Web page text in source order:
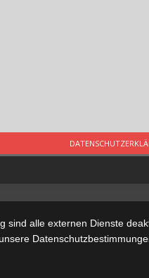
sind alle externen Dienste